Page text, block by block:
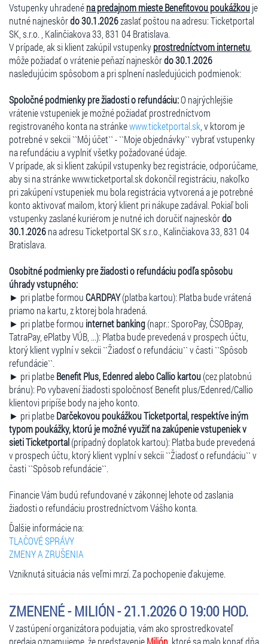
Vstupenky uhradenéna predajnom mieste Benefitovou poukážkouje
nutné najneskôrdo 30.1.2026zaslať poštou na adresu: Ticketportal
SK, s.r.o. , Kalinčiakova 33, 831 04 Bratislava.
V prípade, ak si klient zakúpil vstupenkyprostredníctvom internetu
môže požiadať o vrátenie peňazí najneskôrdo 30.1.2026
nasledujúcim spôsobom a pri splnení nasledujúcich podmienok:
Spoločné podmienky pre žiadosti o refundáciu:O najrýchlejšie
vrátenie vstupeniek je možné požiadať prostredníctvom
registrovaného konta na stránkewww.ticketportal.sk , v ktorom je
potrebné v sekcii ``Môj účet`` - ``Moje objednávky`` vybrať vstupenky
na refundáciu a vyplniť všetky požadované údaje.
V prípade, ak si klient zakúpil vstupenky bez registrácie, odporúčame,
aby si na stránke www.ticketportal.sk dokončil registráciu, nakoľko
pri zakúpení vstupeniek mu bola registrácia vytvorená a je potrebné
konto aktivovať mailom, ktorý klient pri nákupe zadával. Pokiaľ boli
vstupenky zaslané kuriérom je nutné ich doručiť najneskôrdo
30.1.2026na adresu Ticketportal SK s.r.o., Kalinčiakova 33, 831 04
Bratislava.
Osobitné podmienky pre žiadosti o refundáciu podľa spôsobu
úhrady vstupného:
► pri platbe formouCARDPAY(platba kartou): Platba bude vrátená
priamo na kartu, z ktorej bola hradená.
► pri platbe formou internet banking(napr.: SporoPay, ČSOBpay,
TatraPay, ePlatby VÚB, ...): Platba bude prevedená v prospech účtu,
ktorý klient vyplní v sekcii ``Žiadosť o refundáciu`` v časti ``Spôsob
refundácie``.
► pri platbeBenefit Plus, Edenred alebo Callio kartou(cez platobnú
bránu): Po vybavení žiadosti spoločnosť Benefit plus/Edenred/Callio
klientovi pripíše body na jeho konto.
► pri platbeDarčekovou poukážkou Ticketportal, respektíve iným
typom poukážky, ktorú je možné využiť na zakúpenie vstupeniek v
sieti Ticketportal(prípadný doplatok kartou): Platba bude prevedená
v prospech účtu, ktorý klient vyplní v sekcii ``Žiadosť o refundáciu`` v
časti ``Spôsob refundácie``.
Financie Vám budú refundované v zákonnej lehote od zaslania
žiadosti o refundáciu prostredníctvom Vášho konta.
Ďalšie informácie na:
TLAČOVÉ SPRÁVY
ZMENY A ZRUŠENIA
Vzniknutá situácia nás veľmi mrzí. Za pochopenie ďakujeme.
ZMENENÉ - MILIÓN - 21.1.2026 O 19:00 HOD.
V zastúpení organizátora podujatia, vám ako sprostredkovateľ
predaja oznamujeme, že predstavenieMilión , ktoré sa malo konať dňa